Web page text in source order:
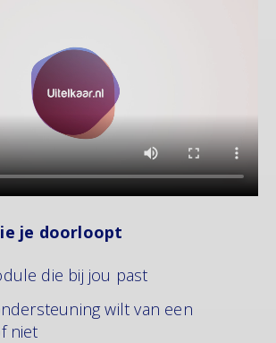
je doorloopt
die bij jou past
wilt van een
niet